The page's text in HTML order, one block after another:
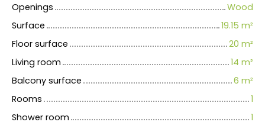
Openings
Wood
Surface
19.15 m²
Floor surface
20 m²
Living room
14 m²
Balcony surface
6 m²
Rooms
1
Shower room
1